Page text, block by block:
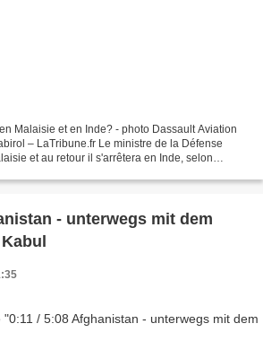
Malaisie et en Inde? - photo Dassault Aviation
– LaTribune.fr Le ministre de la Défense
et au retour il s'arrêtera en Inde, selon
- unterwegs mit dem